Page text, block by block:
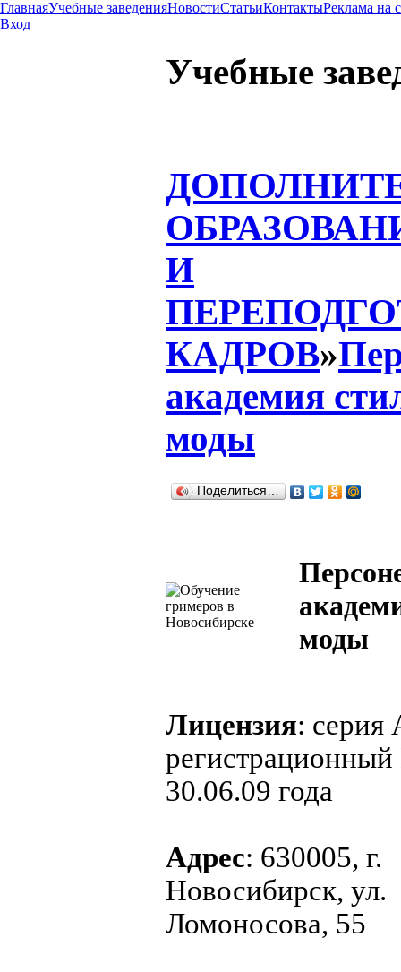
ГлавнаяУчебные заведенияНовостиСтатьиКонтактыРеклама на
Вход
Учебные
И
КАДРОВ»
академия
моды
Поделиться…
моды
Лицензия:
30.06.09 года
Адрес: 630005, г.
Новосибирск, ул.
Ломоносова, 55